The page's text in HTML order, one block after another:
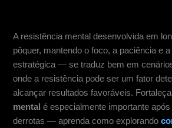
A resistência mental desenvolvida em
pôquer, mantendo o foco, a paciência e
estratégica — se traduz bem em
onde a resistência pode ser um fator
alcançar resultados favoráveis.
mentalé especialmente importante
derrotas — aprenda como explorando